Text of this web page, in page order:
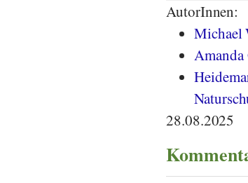
AutorInnen:
Michael
28.08.2025